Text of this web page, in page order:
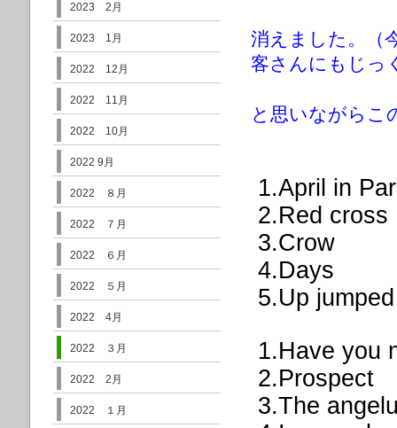
消えました。（
客さんにもじっ
と思いながら こ
1.April in
2.Red cross
3.Crow
4.Days
5.Up
1.Have you
2.Prospect
3.The
2023 2月
2023 1月
2022 12月
2022 11月
2022 10月
2022 9月
2022 ８月
2022 ７月
2022 ６月
2022 ５月
2022 4月
2022 ３月
2022 2月
2022 １月